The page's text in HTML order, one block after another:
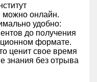
можно онлайн.
удобно:
до получения
формате.
ценит свое время
знания без отрыва